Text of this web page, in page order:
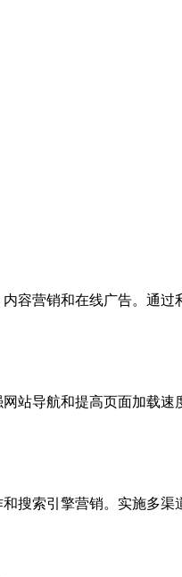
容营销和在线广告。通
站导航和提高页面加载
索引擎营销。实施多渠